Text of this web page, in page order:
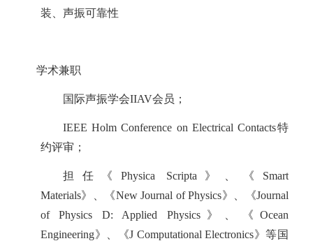
装、声振可靠性
学术兼职
国际声振学会IIAV会员；
IEEE Holm Conference on Electrical Contacts特
约评审；
担任《 Physica Scripta 》、《 Smart
Materials》、《New Journal of Physics》、《Journal
of Physics D: Applied Physics》、《 Ocean
Engineering》、《J Computational Electronics》等国